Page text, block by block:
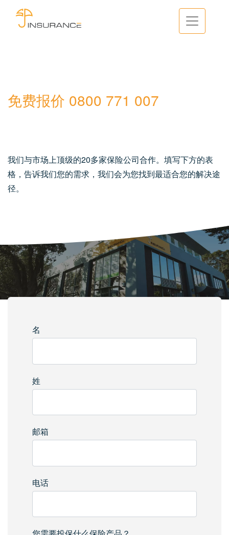
免费报价 0800 771 007
我们与市场上顶级的20多家保险公司合作。填写下方的表
格，告诉我们您的需求，我们会为您找到最适合您的解决途
径。
名
姓
邮箱
电话